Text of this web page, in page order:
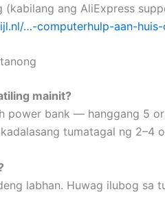
(kabilang ang AliExpress
…-computerhulp-aan-
mainit?
power bank — hanggang 5
tumatagal ng 2–4
labhan. Huwag ilubog sa